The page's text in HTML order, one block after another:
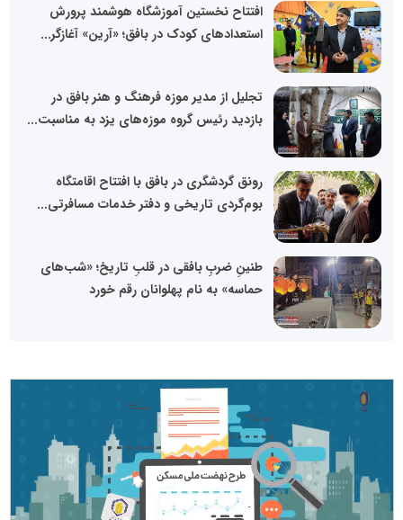
افتتاح نخستین آموزشگاه هوشمند پرورش
استعدادهای کودک در بافق؛ «آرین» آغازگر...
تجلیل از مدیر موزه فرهنگ و هنر بافق در
بازدید رئیس گروه موزه‌های یزد به مناسبت...
رونق گردشگری در بافق با افتتاح اقامتگاه
بوم‌گردی تاریخی و دفتر خدمات مسافرتی...
طنینِ ضربِ بافقی در قلبِ تاریخ؛ «شب‌های
حماسه» به نام پهلوانان رقم خورد